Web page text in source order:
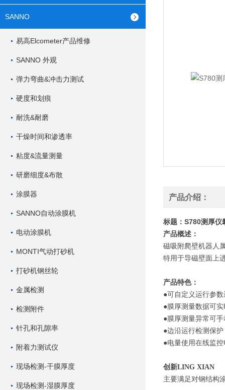
SANNO
易高Elcometer产品维修
SANNO 外观
弹力弯曲&冲击力测试
硬度和划痕
耐洗&耐磨
干燥时间和渗透率
粘度&流量测量
研磨细度&布散
涂膜器
SANNO自动涂膜机
电动涂膜机
MONTI气动打砂机
打砂机钢丝轮
金属检测
检测附件
针孔和孔隙率
附着力测试仪
现场检测-干膜厚度
现场检测-湿膜厚度
产品介绍：
标题： S780测厚仪
产品概述：
磁吸附爬壁机器人
特用于导磁壁面上
产品特色：
●可自定义运行参
●膜厚测量数据可
●膜厚测量异常可
●边沿运行检测保
●电量使用在线监
创新LING XIAN
主要满足对钢结构